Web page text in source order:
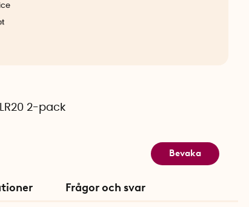
2-pack
Bevaka
Frågor och svar